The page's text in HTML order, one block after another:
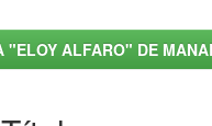
"ELOY ALFARO" DE